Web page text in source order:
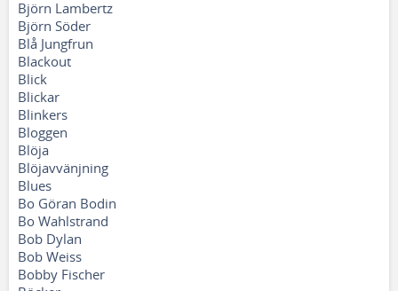
Björn Lambertz
Björn Söder
Blå Jungfrun
Blackout
Blick
Blickar
Blinkers
Bloggen
Blöja
Blöjavvänjning
Blues
Bo Göran Bodin
Bo Wahlstrand
Bob Dylan
Bob Weiss
Bobby Fischer